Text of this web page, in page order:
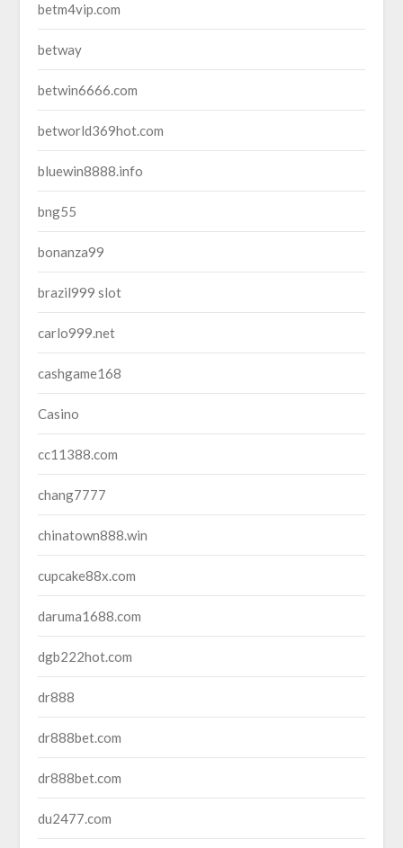
betm4vip.com
betway
betwin6666.com
betworld369hot.com
bluewin8888.info
bng55
bonanza99
brazil999 slot
carlo999.net
cashgame168
Casino
cc11388.com
chang7777
chinatown888.win
cupcake88x.com
daruma1688.com
dgb222hot.com
dr888
dr888bet.com
dr888bet.com
du2477.com